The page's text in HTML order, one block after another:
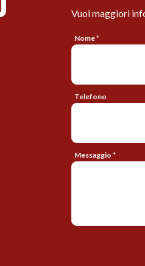
Vuoi maggiori
Nome *
Telefono
Messaggio *